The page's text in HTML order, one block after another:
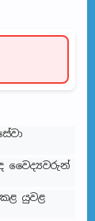
වෛද්‍යවරුන්
යුවළ